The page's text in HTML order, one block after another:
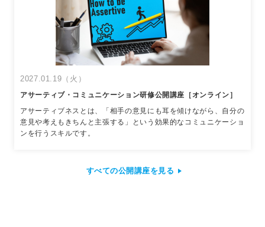
2027.01.19（火）
アサーティブ・コミュニケーション研修公開講座［オンライン］
アサーティブネスとは、「相手の意見にも耳を傾けながら、自分の
意見や考えもきちんと主張する」という効果的なコミュニケーショ
ンを行うスキルです。
すべての公開講座を見る